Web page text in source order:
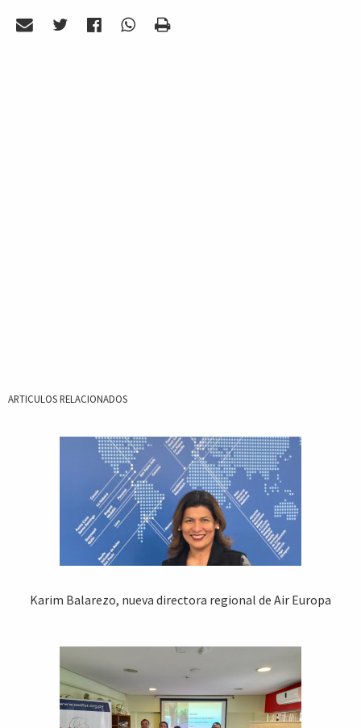
ARTICULOS RELACIONADOS
Karim Balarezo, nueva directora regional de Air Europa